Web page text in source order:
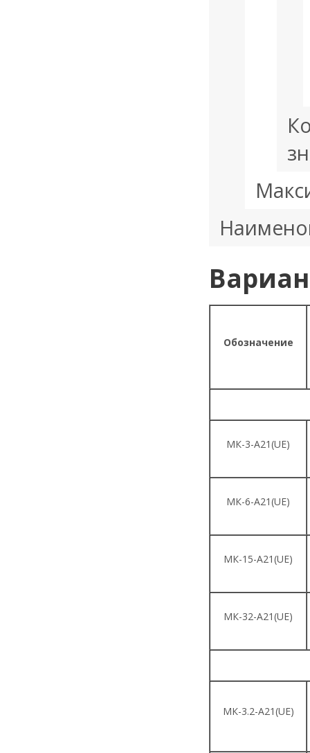
Обозначение
МК-3-A21(UE)
МК-6-A21(UE)
МК-15-A21(UE)
МК-32-A21(UE)
МК-3.2-A21(UE)